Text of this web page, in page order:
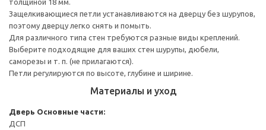
Защелкивающиеся петли устанавливаются на дверцу без шурупов,
поэтому дверцу легко снять и помыть.
Для различного типа стен требуются разные виды креплений.
Выберите подходящие для ваших стен шурупы, дюбели,
саморезы и т. п. (не прилагаются).
Петли регулируются по высоте, глубине и ширине.
Материалы и уход
Дверь Основные части:
ДСП